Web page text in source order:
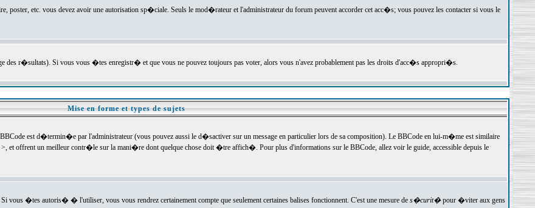
etc. vous devez avoir une autorisation sp�ciale. Seuls le mod�rateur et l'administrateur du forum peuvent accorder cet acc�s; vous pouvez les contacter si vous le
des r�sultats). Si vous vous �tes enregistr� et que vous ne pouvez toujours pas voter, alors vous n'avez probablement pas les droits d'acc�s appropri�s.
Mise en forme et types de sujets
est d�termin�e par l'administrateur (vous pouvez aussi le d�sactiver sur un message en particulier lors de sa composition). Le BBCode en lui-m�me est similaire
et offrent un meilleur contr�le sur la mani�re dont quelque chose doit �tre affich�. Pour plus d'informations sur le BBCode, allez voir le guide, accessible depuis le
�tes autoris� � l'utiliser, vous vous rendrez certainement compte que seulement certaines balises fonctionnent. C'est une mesure de s�curit�pour �viter aux gens